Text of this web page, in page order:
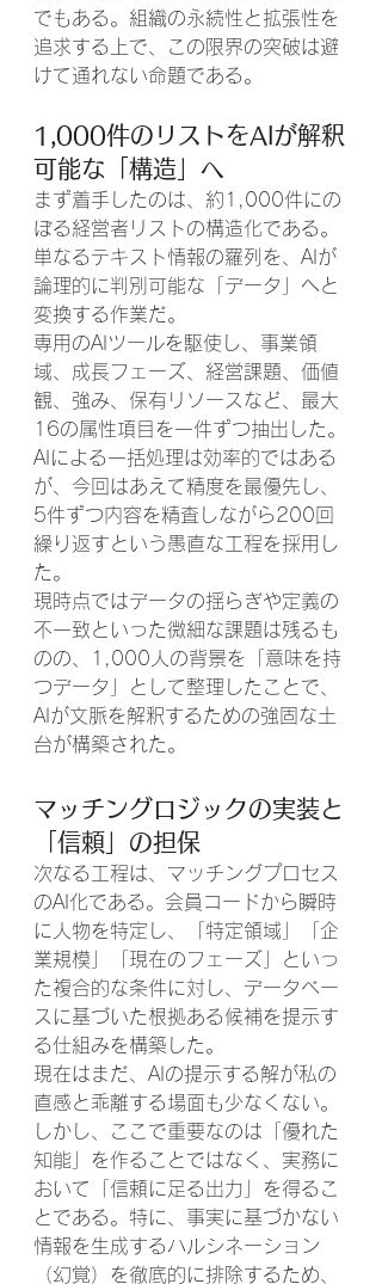
でもある。組織の永続性と拡張性を
追求する上で、この限界の突破は避
けて通れない命題である。
1,000件のリストをAIが解釈
可能な「構造」へ
まず着手したのは、約1,000件にの
ぼる経営者リストの構造化である。
単なるテキスト情報の羅列を、AIが
論理的に判別可能な「データ」へと
変換する作業だ。
専用のAIツールを駆使し、事業領
域、成長フェーズ、経営課題、価値
観、強み、保有リソースなど、最大
16の属性項目を一件ずつ抽出した。
AIによる一括処理は効率的ではある
が、今回はあえて精度を最優先し、
5件ずつ内容を精査しながら200回
繰り返すという愚直な工程を採用し
た。
現時点ではデータの揺らぎや定義の
不一致といった微細な課題は残るも
のの、1,000人の背景を「意味を持
つデータ」として整理したことで、
AIが文脈を解釈するための強固な土
台が構築された。
マッチングロジックの実装と
「信頼」の担保
次なる工程は、マッチングプロセス
のAI化である。会員コードから瞬時
に人物を特定し、「特定領域」「企
業規模」「現在のフェーズ」といっ
た複合的な条件に対し、データベー
スに基づいた根拠ある候補を提示す
る仕組みを構築した。
現在はまだ、AIの提示する解が私の
直感と乖離する場面も少なくない。
しかし、ここで重要なのは「優れた
知能」を作ることではなく、実務に
おいて「信頼に足る出力」を得るこ
とである。特に、事実に基づかない
情報を生成するハルシネーション
（幻覚）を徹底的に排除するため、